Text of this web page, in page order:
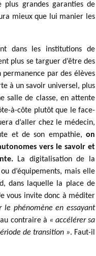
plus grandes garanties de
mieux que lui manier les
dans les institutions de
plus se targuer d’être des
par des élèves
à un savoir universel, plus
salle de classe, en attente
à-côte plutôt que le face-
d’aller chez le médecin,
et de son empathie, on
vers le savoir et
La digitalisation de la
d’équipements, mais elle
dans laquelle la place de
vous invite donc à méditer
le phénomène en essayant
contraire à « accélérer sa
de transition ». Faut-il